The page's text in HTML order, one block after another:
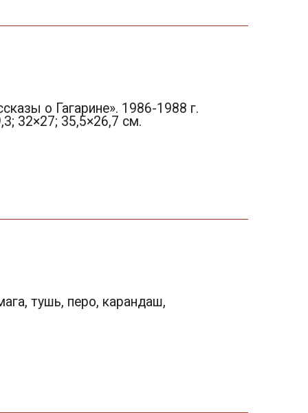
о Гагарине». 1986-1988 г.
32×27; 35,5×26,7 см.
тушь, перо, карандаш,